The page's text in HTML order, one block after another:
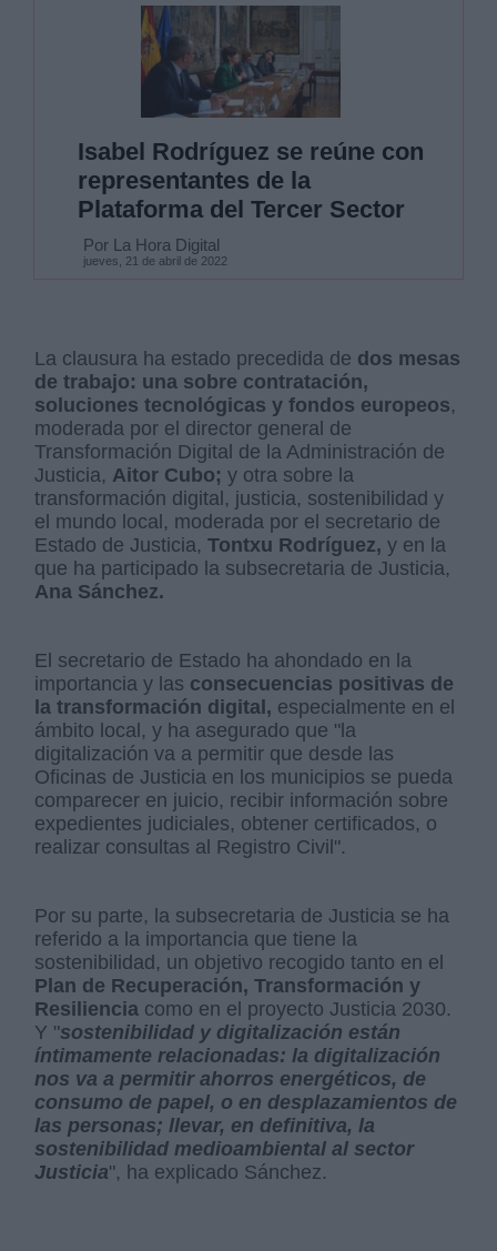
Isabel Rodríguez se reúne con
representantes de la
Plataforma del Tercer Sector
Por La Hora Digital
jueves, 21 de abril de 2022
La clausura ha estado precedida de dos mesas
de trabajo: una sobre contratación,
soluciones tecnológicas y fondos europeos,
moderada por el director general de
Transformación Digital de la Administración de
Justicia, Aitor Cubo; y otra sobre la
transformación digital, justicia, sostenibilidad y
el mundo local, moderada por el secretario de
Estado de Justicia,Tontxu Rodríguez, y en la
que ha participado la subsecretaria de Justicia,
Ana Sánchez.
El secretario de Estado ha ahondado en la
importancia y las consecuencias positivas de
la transformación digital, especialmente en el
ámbito local, y ha asegurado que "la
digitalización va a permitir que desde las
Oficinas de Justicia en los municipios se pueda
comparecer en juicio, recibir información sobre
expedientes judiciales, obtener certificados, o
realizar consultas al Registro Civil".
Por su parte, la subsecretaria de Justicia se ha
referido a la importancia que tiene la
sostenibilidad, un objetivo recogido tanto en el
Plan de Recuperación, Transformación y
Resiliencia como en el proyecto Justicia 2030.
Y "sostenibilidad y digitalización están
íntimamente relacionadas: la digitalización
nos va a permitir ahorros energéticos, de
consumo de papel, o en desplazamientos de
las personas; llevar, en definitiva, la
sostenibilidad medioambiental al sector
Justicia", ha explicado Sánchez.